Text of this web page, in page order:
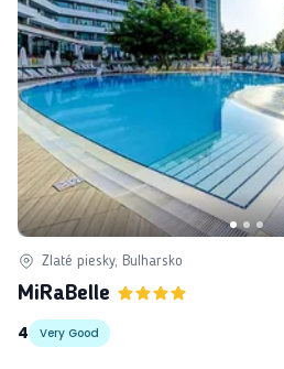
Zlaté piesky, Bulharsko
MiRaBelle
4
Very Good